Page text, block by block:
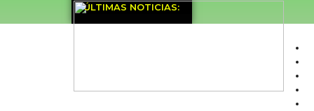
ÚLTIMAS NOTICIAS:
domiciliaria del